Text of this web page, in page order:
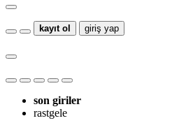
kayıt ol giriş yap
son giriler
rastgele